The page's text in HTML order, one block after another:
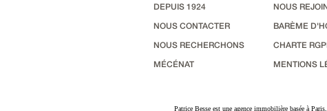
DEPUIS 1924
NOUS CONTACTER
NOUS RECHERCHONS
MÉCÉNAT
NOUS
BARÈME
CHARTE
MENTIONS
Patrice Besse est une agence immobilière basée à